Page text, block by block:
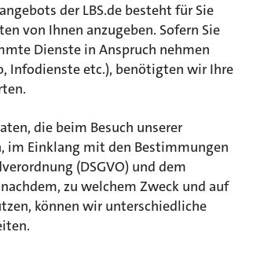
der LBS.de besteht für Sie
von Ihnen anzugeben. Sofern Sie
Dienste in Anspruch nehmen
Infodienste etc.), benötigten wir Ihre
die beim Besuch unserer
im Einklang mit den Bestimmungen
(DSGVO) und dem
zu welchem Zweck und auf
können wir unterschiedliche